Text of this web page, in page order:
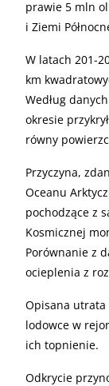
prawie 5 mln
i Ziemi
W latach 201-
km
Według
okresie
równy
Przyczyna,
Oceanu
pochodzące z
Kosmicznej
Porównanie z
ocieplenia z
Opisana utrata
lodowce w
ich topnienie.
Odkrycie